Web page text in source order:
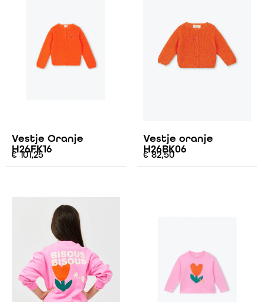
Vestje Oranje
H26FK16
€101,25
Vestje oranje
H26BK06
€82,50